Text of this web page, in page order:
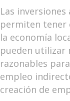
Las
permiten tener
la economía
pueden utilizar
razonables
empleo
creación de